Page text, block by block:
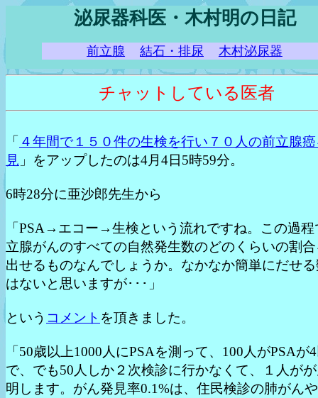
泌尿器科医・木村明の日記
前立腺 結石・排尿 木村泌尿器
チャットしている医者
「 ４年間で１５０件の生検を行い７０人の前立腺
見 」をアップしたのは4月4日5時59分。
6時28分に亜沙郎先生から
「PSA→エコー→生検という流れですね。この過程
立腺がんのすべての自然発生数のどのくらいの割
出せるものなんでしょうか。なかなか簡単にだせ
はないと思いますが･･･」
という コメント を頂きました。
「50歳以上1000人にPSAを測って、100人がPSAが
で、でも50人しか２次検診に行かなくて、１人が
明します。がん発見率0.1%は、住民検診の肺がん